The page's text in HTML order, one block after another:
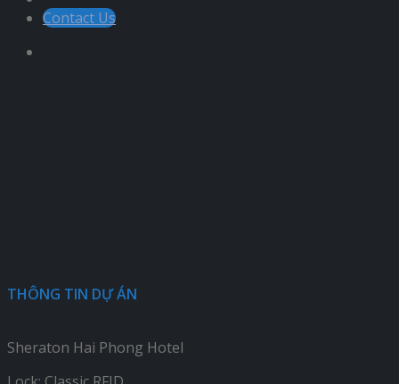
Contact Us
THÔNG TIN DỰ ÁN
Sheraton Hai Phong Hotel